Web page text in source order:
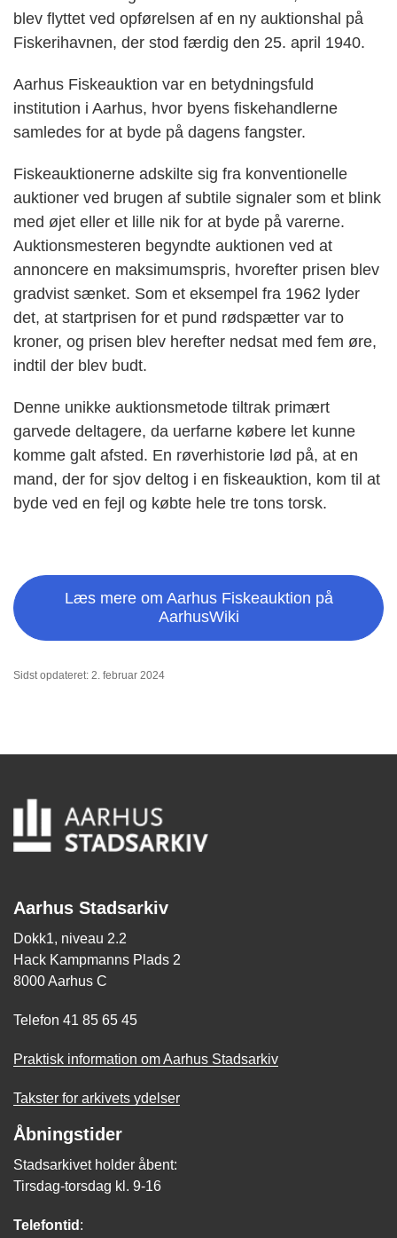
blev flyttet ved opførelsen af en ny auktionshal på
Fiskerihavnen, der stod færdig den 25. april 1940.
Aarhus Fiskeauktion var en betydningsfuld
institution i Aarhus, hvor byens fiskehandlerne
samledes for at byde på dagens fangster.
Fiskeauktionerne adskilte sig fra konventionelle
auktioner ved brugen af subtile signaler som et blink
med øjet eller et lille nik for at byde på varerne.
Auktionsmesteren begyndte auktionen ved at
annoncere en maksimumspris, hvorefter prisen blev
gradvist sænket. Som et eksempel fra 1962 lyder
det, at startprisen for et pund rødspætter var to
kroner, og prisen blev herefter nedsat med fem øre,
indtil der blev budt.
Denne unikke auktionsmetode tiltrak primært
garvede deltagere, da uerfarne købere let kunne
komme galt afsted. En røverhistorie lød på, at en
mand, der for sjov deltog i en fiskeauktion, kom til at
byde ved en fejl og købte hele tre tons torsk.
Læs mere om Aarhus Fiskeauktion på
AarhusWiki
Sidst opdateret: 2. februar 2024
Aarhus Stadsarkiv
Dokk1, niveau 2.2
Hack Kampmanns Plads 2
8000 Aarhus C
Telefon 41 85 65 45
Praktisk information om Aarhus Stadsarkiv
Takster for arkivets ydelser
Åbningstider
Stadsarkivet holder åbent:
Tirsdag-torsdag kl. 9-16
Telefontid :